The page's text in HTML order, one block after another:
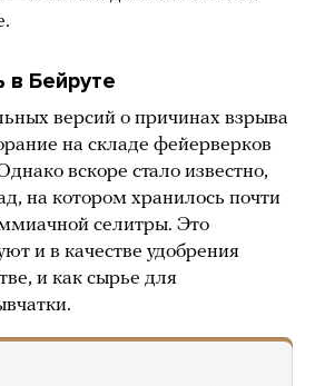
в Бейруте
версий о причинах взрыва
на складе фейерверков
вскоре стало известно,
на котором хранилось почти
селитры. Это
и в качестве удобрения
и как сырье для